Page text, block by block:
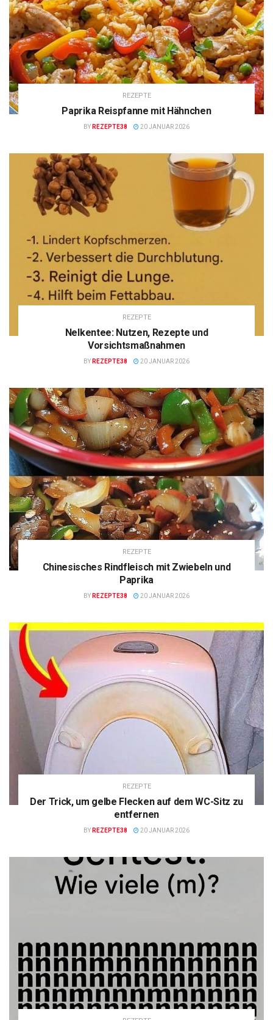
REZEPTE
Paprika Reispfanne mit Hähnchen
BY REZEPTE38 20 JANUAR 2026
REZEPTE
Nelkentee: Nutzen, Rezepte und
Vorsichtsmaßnahmen
BY REZEPTE38 20 JANUAR 2026
REZEPTE
Chinesisches Rindfleisch mit Zwiebeln und
Paprika
BY REZEPTE38 20 JANUAR 2026
REZEPTE
Der Trick, um gelbe Flecken auf dem WC-Sitz zu
entfernen
BY REZEPTE38 20 JANUAR 2026